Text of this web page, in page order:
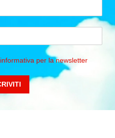
informativa per la newsletter